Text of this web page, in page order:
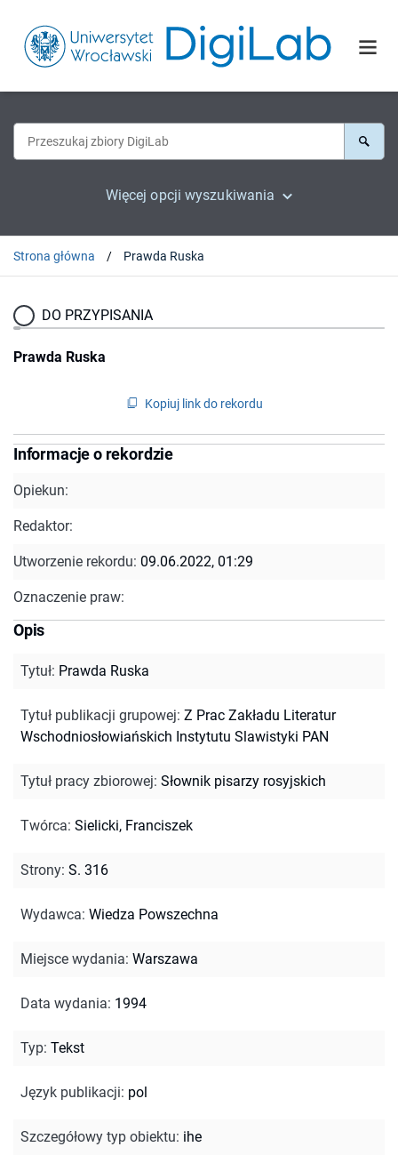
Więcej opcji wyszukiwania
Strona główna Prawda Ruska
DO PRZYPISANIA
Prawda Ruska
Kopiuj link do rekordu
Informacje o rekordzie
Opiekun:
Redaktor:
Utworzenie rekordu: 09.06.2022, 01:29
Oznaczenie praw:
Opis
Tytuł: Prawda Ruska
Tytuł publikacji grupowej: Z Prac Zakładu Literatur
Wschodniosłowiańskich Instytutu Slawistyki PAN
Tytuł pracy zbiorowej: Słownik pisarzy rosyjskich
Twórca: Sielicki, Franciszek
Strony: S. 316
Wydawca: Wiedza Powszechna
Miejsce wydania: Warszawa
Data wydania: 1994
Typ: Tekst
Język publikacji: pol
Szczegółowy typ obiektu: ihe